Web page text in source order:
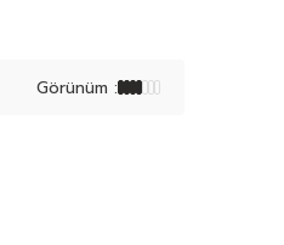
Görünüm :